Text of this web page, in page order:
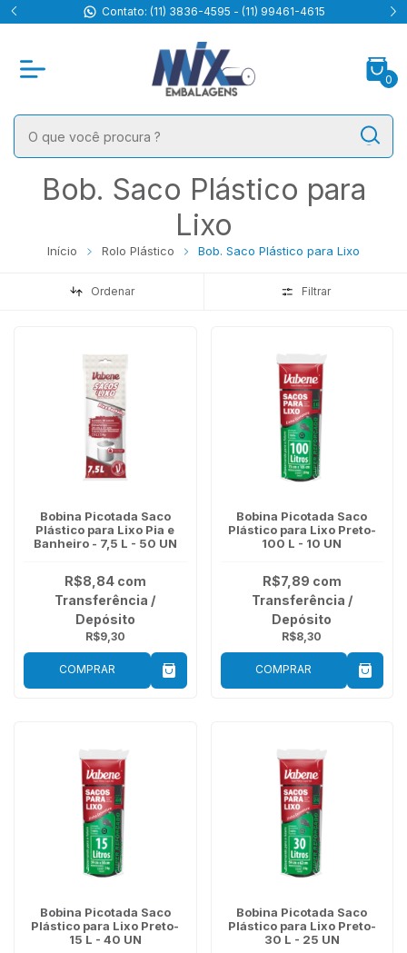
Contato: (11) 3836-4595 - (11) 99461-4615
0
Bob. Saco Plástico para
Lixo
Início Rolo Plástico Bob. Saco Plástico para Lixo
Ordenar Filtrar
Bobina Picotada Saco
Plástico para Lixo Pia e
Banheiro - 7,5 L - 50 UN
R$9,30
R$8,84 com
Transferência /
Depósito
COMPRAR
Bobina Picotada Saco
Plástico para Lixo Preto-
100 L - 10 UN
R$8,30
R$7,89 com
Transferência /
Depósito
COMPRAR
Bobina Picotada Saco
Plástico para Lixo Preto-
15 L - 40 UN
Bobina Picotada Saco
Plástico para Lixo Preto-
30 L - 25 UN